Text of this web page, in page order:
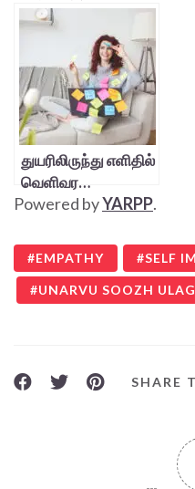
துயரிலிருந்து எளிதில்
வெளிவர…
Powered byYARPP.
EMPATHY SELF
UNARVU SOOZH
SHARE